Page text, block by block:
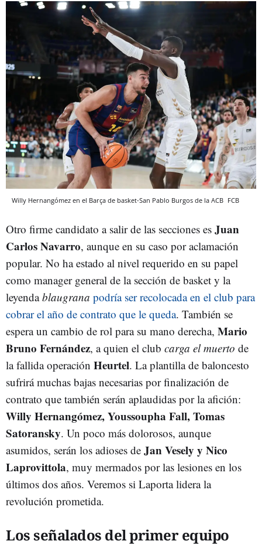
Willy Hernangómez en el Barça de basket-San Pablo Burgos de la ACB FCB
Otro firme candidato a salir de las secciones es Juan
Carlos Navarro, aunque en su caso por aclamación
popular. No ha estado al nivel requerido en su papel
como manager general de la sección de basket y la
leyendablaugrana podría ser recolocada en el club para
cobrar el año de contrato que le queda. También se
espera un cambio de rol para su mano derecha, Mario
Bruno Fernández, a quien el club carga el muerto de
la fallida operación Heurtel. La plantilla de baloncesto
sufrirá muchas bajas necesarias por finalización de
contrato que también serán aplaudidas por la afición:
Willy Hernangómez, Youssoupha Fall, Tomas
Satoransky. Un poco más dolorosos, aunque
asumidos, serán los adioses de Jan Vesely y Nico
Laprovittola, muy mermados por las lesiones en los
últimos dos años. Veremos si Laporta lidera la
revolución prometida.
Los señalados del primer equipo